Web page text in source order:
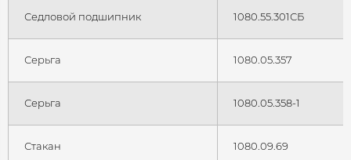
Седловой подшипник 1080.55.301СБ
Серьга 1080.05.357
Серьга 1080.05.358-1
Стакан 1080.09.69